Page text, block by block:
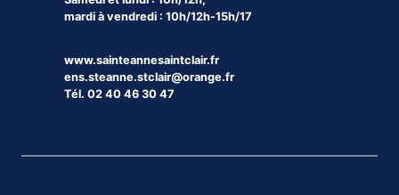
mardi à vendredi : 10h/12h-15h/17
www.sainteannesaintclair.fr
ens.steanne.stclair@orange.fr
Tél. 02 40 46 30 47